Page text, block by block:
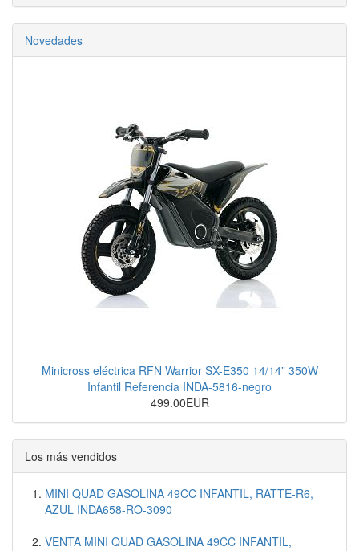
Novedades
Minicross eléctrica RFN Warrior SX-E350 14/14” 350W
Infantil Referencia INDA-5816-negro
499.00EUR
Los más vendidos
MINI QUAD GASOLINA 49CC INFANTIL, RATTE-R6,
AZUL INDA658-RO-3090
VENTA MINI QUAD GASOLINA 49CC INFANTIL,